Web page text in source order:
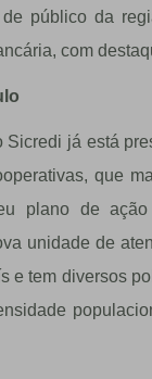
público da
com
já está
que
plano de
unidade de
e tem diversos